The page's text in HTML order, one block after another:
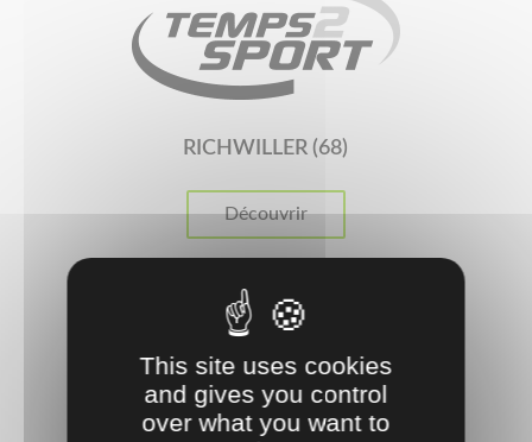
RICHWILLER (68)
Découvrir
This site uses cookies
and gives you control
over what you want to